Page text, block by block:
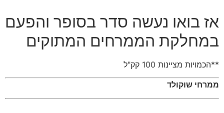
אז בואו נעשה סדר בסופר והפעם
במחלקת הממרחים המתוקים
**הכמויות מציינות 100 קק"ל
ממרחי שוקולד